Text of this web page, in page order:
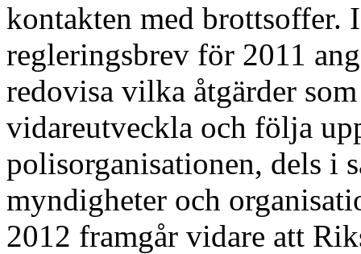
kontakten med brottsoffer.
regleringsbrev för 2011
redovisa vilka åtgärder
vidareutveckla och följa
polisorganisationen, dels i
myndigheter och
2012 framgår vidare att